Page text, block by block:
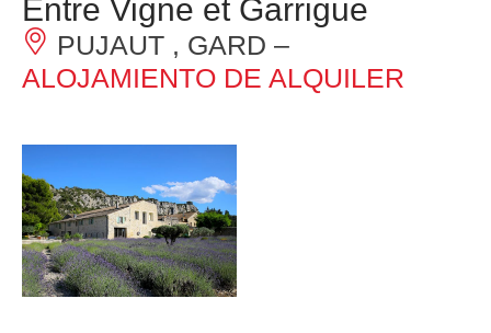
Entre Vigne et Garrigue
PUJAUT , GARD –
ALOJAMIENTO DE ALQUILER